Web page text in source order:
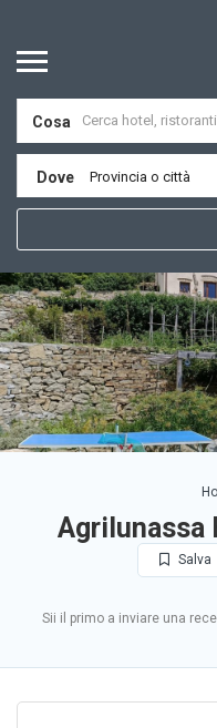
Cosa
Dove Provincia o città
Agrilunassa
Salva
Sii il primo a inviare una